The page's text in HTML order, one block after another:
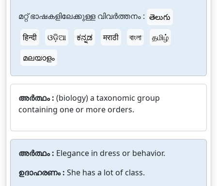
മറ്റ് ഭാഷകളിലേക്കുള്ള വിവർത്തനം : తెలుగు
हिन्दी
ଓଡ଼ିଆ ಕನ್ನಡ मराठी বাংলা
தமிழ்
മലയാളം
അർത്ഥം : (biology) a taxonomic group
containing one or more orders.
അർത്ഥം : Elegance in dress or behavior.
ഉദാഹരണം : She has a lot of class.